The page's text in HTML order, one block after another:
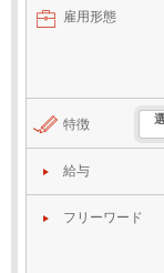
雇用形態
特徴
給与
フリーワード